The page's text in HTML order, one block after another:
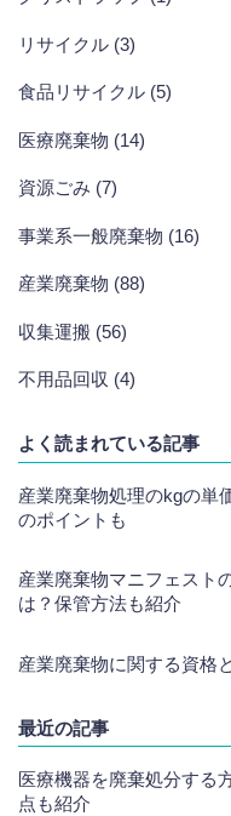
リサイクル (3)
食品リサイクル (5)
医療廃棄物 (14)
資源ごみ (7)
事業系一般廃棄物 (16)
産業廃棄物 (88)
収集運搬 (56)
不用品回収 (4)
よく読まれている記事
産業廃棄物処理のkgの単
のポイントも
産業廃棄物マニフェスト
は？保管方法も紹介
産業廃棄物に関する資格
最近の記事
医療機器を廃棄処分する
点も紹介